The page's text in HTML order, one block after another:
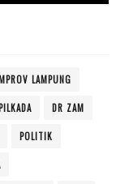
LAMPUNG
PILKADA DR ZAM
POLITIK